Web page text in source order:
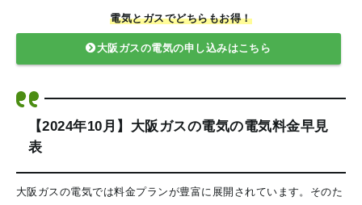
電気とガスでどちらもお得！
大阪ガスの電気の申し込みはこちら
【2024年10月】大阪ガスの電気の電気料金早見
表
大阪ガスの電気では料金プランが豊富に展開されています。そのた